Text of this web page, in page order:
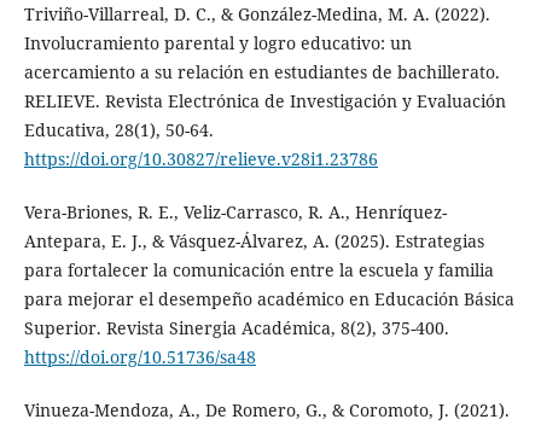
Triviño-Villarreal, D. C., & González-Medina, M. A. (2022).
Involucramiento parental y logro educativo: un
acercamiento a su relación en estudiantes de bachillerato.
RELIEVE. Revista Electrónica de Investigación y Evaluación
Educativa, 28(1), 50-64.
https://doi.org/10.30827/relieve.v28i1.23786
Vera-Briones, R. E., Veliz-Carrasco, R. A., Henríquez-
Antepara, E. J., & Vásquez-Álvarez, A. (2025). Estrategias
para fortalecer la comunicación entre la escuela y familia
para mejorar el desempeño académico en Educación Básica
Superior. Revista Sinergia Académica, 8(2), 375-400.
https://doi.org/10.51736/sa48
Vinueza-Mendoza, A., De Romero, G., & Coromoto, J. (2021).